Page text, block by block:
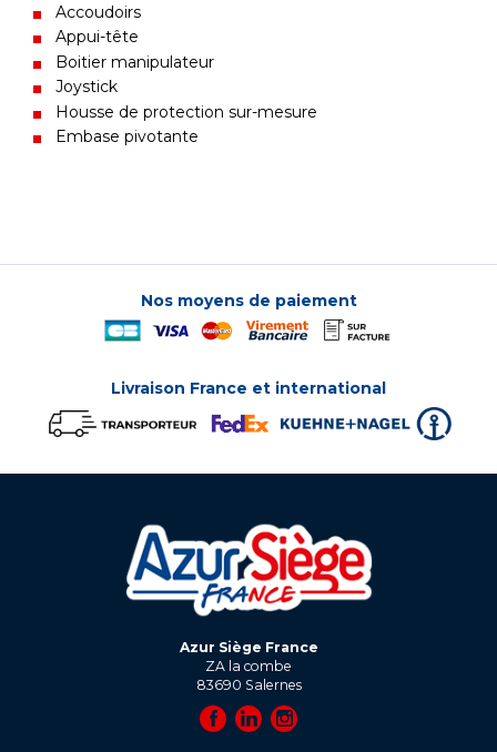
Accoudoirs
Appui-tête
Boitier manipulateur
Joystick
Housse de protection sur-mesure
Embase pivotante
Nos moyens de paiement
Livraison France et international
Azur Siège France
ZA la combe
83690 Salernes